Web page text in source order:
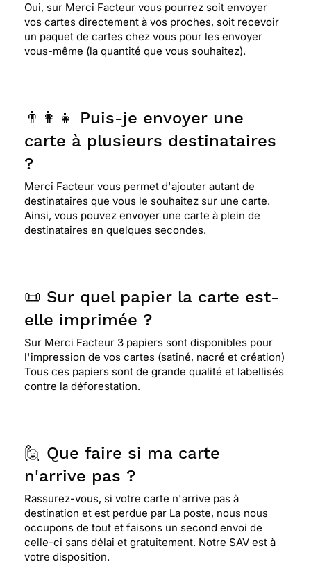
Oui, sur Merci Facteur vous pourrez soit envoyer
vos cartes directement à vos proches, soit recevoir
un paquet de cartes chez vous pour les envoyer
vous-même (la quantité que vous souhaitez).
👨‍👩‍👧 Puis-je envoyer une
carte à plusieurs destinataires
?
Merci Facteur vous permet d'ajouter autant de
destinataires que vous le souhaitez sur une carte.
Ainsi, vous pouvez envoyer une carte à plein de
destinataires en quelques secondes.
📜 Sur quel papier la carte est-
elle imprimée ?
Sur Merci Facteur 3 papiers sont disponibles pour
l'impression de vos cartes (satiné, nacré et création)
Tous ces papiers sont de grande qualité et labellisés
contre la déforestation.
🙋 Que faire si ma carte
n'arrive pas ?
Rassurez-vous, si votre carte n'arrive pas à
destination et est perdue par La poste, nous nous
occupons de tout et faisons un second envoi de
celle-ci sans délai et gratuitement. Notre SAV est à
votre disposition.